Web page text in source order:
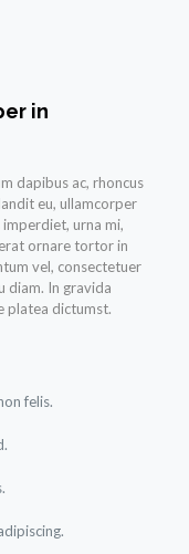
in
dapibus ac, rhoncus
eu, ullamcorper
urna mi,
ornare tortor in
vel, consectetuer
diam. In gravida
platea dictumst.
felis.